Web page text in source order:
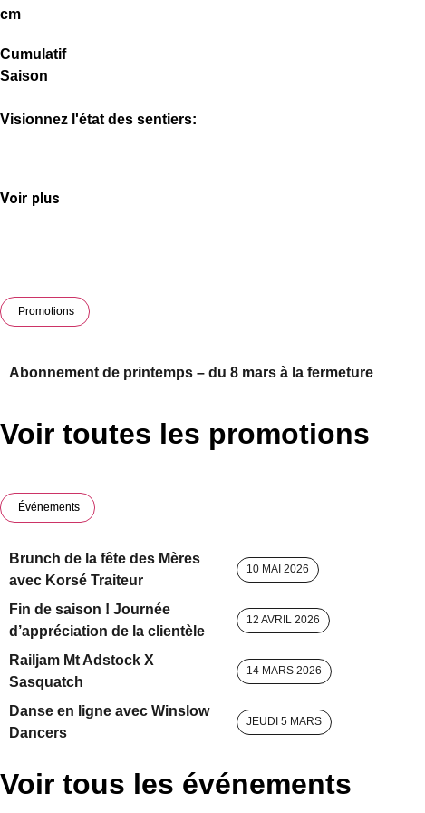
cm
Cumulatif
Saison
Visionnez l'état des sentiers:
Voir plus
Promotions
Abonnement de printemps – du 8 mars à la fermeture
Voir toutes les promotions
Événements
Brunch de la fête des Mères
avec Korsé Traiteur
10 MAI 2026
Fin de saison ! Journée
d’appréciation de la clientèle
12 AVRIL 2026
Railjam Mt Adstock X
Sasquatch
14 MARS 2026
Danse en ligne avec Winslow
Dancers
JEUDI 5 MARS
Voir tous les événements